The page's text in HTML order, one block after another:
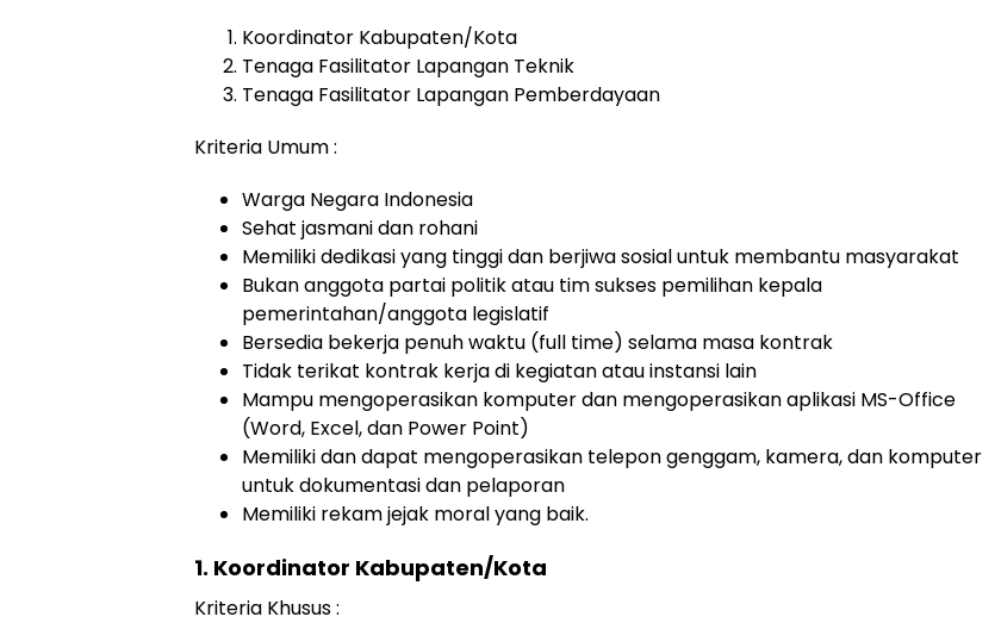
Koordinator Kabupaten/Kota
Tenaga Fasilitator Lapangan Teknik
Tenaga Fasilitator Lapangan Pemberdayaan
Kriteria Umum :
Warga Negara Indonesia
Sehat jasmani dan rohani
Memiliki dedikasi yang tinggi dan berjiwa sosial untuk membantu masyarakat
Bukan anggota partai politik atau tim sukses pemilihan kepala
pemerintahan/anggota legislatif
Bersedia bekerja penuh waktu (full time) selama masa kontrak
Tidak terikat kontrak kerja di kegiatan atau instansi lain
Mampu mengoperasikan komputer dan mengoperasikan aplikasi MS-Office
(Word, Excel, dan Power Point)
Memiliki dan dapat mengoperasikan telepon genggam, kamera, dan komputer
untuk dokumentasi dan pelaporan
Memiliki rekam jejak moral yang baik.
1. Koordinator Kabupaten/Kota
Kriteria Khusus :